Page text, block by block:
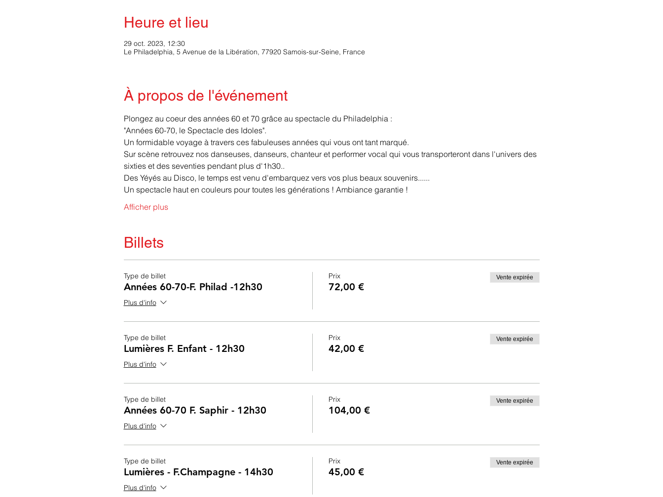
Heure et lieu
29 oct. 2023, 12:30
Le Philadelphia, 5 Avenue de la Libération, 77920 Samois-sur-Seine, France
À propos de l'événement
Plongez au coeur des années 60 et 70 grâce au spectacle du Philadelphia :
"Années 60-70, le Spectacle des Idoles".
Un formidable voyage à travers ces fabuleuses années qui vous ont tant marqué.
Sur scène retrouvez nos danseuses, danseurs, chanteur et performer vocal qui vous transporteront dans l'univers des
sixties et des seventies pendant plus d'1h30..
Des Yéyés au Disco, le temps est venu d'embarquez vers vos plus beaux souvenirs......
Un spectacle haut en couleurs pour toutes les générations ! Ambiance garantie !
Afficher plus
Billets
Type de billet
Années 60-70-F. Philad -12h30
Plus d'info
Prix
72,00 €
Vente expirée
Type de billet
Lumières F. Enfant - 12h30
Plus d'info
Prix
42,00 €
Vente expirée
Type de billet
Années 60-70 F. Saphir - 12h30
Plus d'info
Prix
104,00 €
Vente expirée
Type de billet
Lumières - F.Champagne - 14h30
Plus d'info
Prix
45,00 €
Vente expirée